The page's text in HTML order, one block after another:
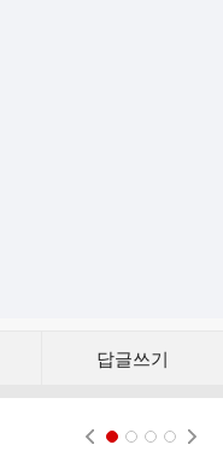
답글쓰기